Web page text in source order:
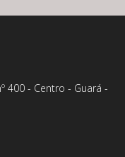
400 - Centro - Guará -